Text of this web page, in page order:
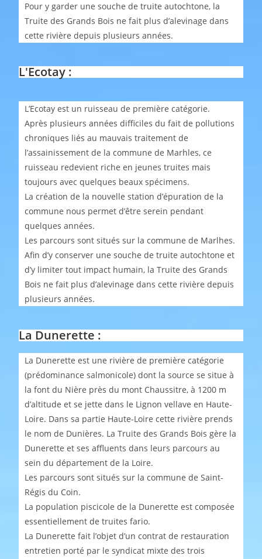
Pour y garder une souche de truite autochtone, la
Truite des Grands Bois ne fait plus d’alevinage dans
cette rivière depuis plusieurs années.
L'Ecotay :
L’Ecotay est un ruisseau de première catégorie.
Après plusieurs années difficiles du fait de pollutions
chroniques liés au mauvais traitement de
l’assainissement de la commune de Marhles, ce
ruisseau redevient riche en jeunes truites mais
toujours avec quelques beaux spécimens.
La création de la nouvelle station d’épuration de la
commune nous permet d’être serein pendant
quelques années.
Les parcours sont situés sur la commune de Marlhes.
Afin d’y conserver une souche de truite autochtone et
d’y limiter tout impact humain, la Truite des Grands
Bois ne fait plus d’alevinage dans cette rivière depuis
plusieurs années.
La Dunerette :
La Dunerette est une rivière de première catégorie
(prédominance salmonicole) dont la source se situe à
la font du Nière près du mont Chaussitre, à 1200 m
d’altitude et se jette dans le Lignon vellave en Haute-
Loire. Dans sa partie Haute-Loire cette rivière prends
le nom de Dunières. La Truite des Grands Bois gère la
Dunerette et ses affluents dans leurs parcours au
sein du département de la Loire.
Les parcours sont situés sur la commune de Saint-
Régis du Coin.
La population piscicole de la Dunerette est composée
essentiellement de truites fario.
La Dunerette fait l’objet d’un contrat de restauration
entretien porté par le syndicat mixte des trois